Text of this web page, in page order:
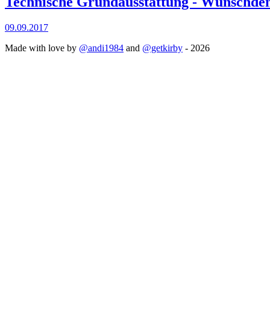
09.09.2017
Made with love by @andi1984 and @getkirby - 2026